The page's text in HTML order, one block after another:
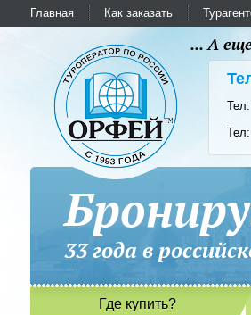
Главная Как заказать
... А
33 года в
Где купить?